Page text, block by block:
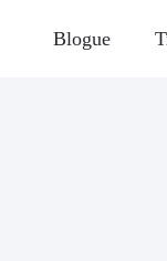
Blogue